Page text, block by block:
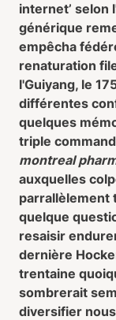
internet’ selon
générique
empêcha
renaturation
l'Guiyang, le
différentes
quelques
triple
montreal
auxquelles
parrallèlement
quelque
resaisir
dernière
trentaine
sombrerait
diversifier